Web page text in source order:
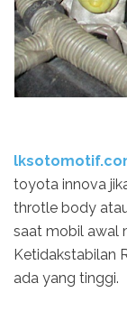
toyota innova
throtle body
saat mobil awal
Ketidakstabilan
ada yang tinggi.